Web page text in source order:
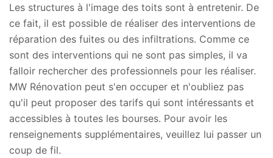
Les structures à l'image des toits sont à entretenir. De
ce fait, il est possible de réaliser des interventions de
réparation des fuites ou des infiltrations. Comme ce
sont des interventions qui ne sont pas simples, il va
falloir rechercher des professionnels pour les réaliser.
MW Rénovation peut s'en occuper et n'oubliez pas
qu'il peut proposer des tarifs qui sont intéressants et
accessibles à toutes les bourses. Pour avoir les
renseignements supplémentaires, veuillez lui passer un
coup de fil.